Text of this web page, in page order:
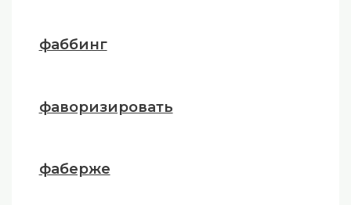
фаббинг
фаворизировать
фаберже